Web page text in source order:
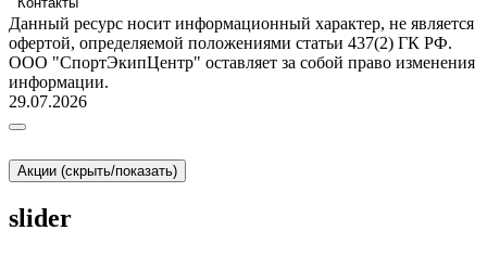
Данный ресурс носит информационный характер, не является
офертой, определяемой положениями статьи 437(2) ГК РФ.
ООО "СпортЭкипЦентр" оставляет за собой право изменения
информации.
29.07.2026
Акции (скрыть/показать)
slider